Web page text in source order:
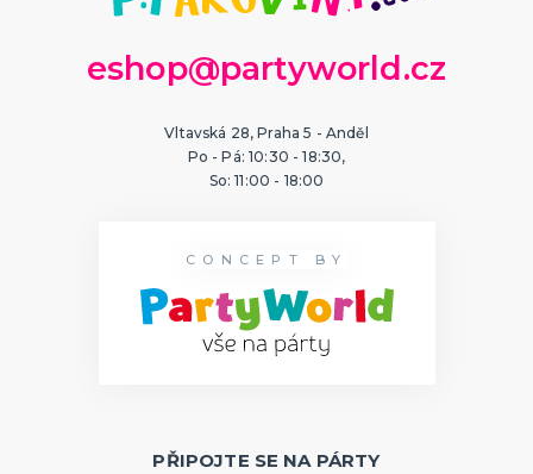
eshop@partyworld.cz
Vltavská 28, Praha 5 - Anděl
Po - Pá: 10:30 - 18:30,
So: 11:00 - 18:00
CONCEPT BY
PŘIPOJTE SE NA PÁRTY